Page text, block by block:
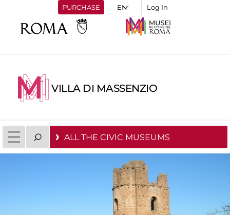
PURCHASE Log In
VILLA DI MASSENZIO
ALL THE CIVIC MUSEUMS